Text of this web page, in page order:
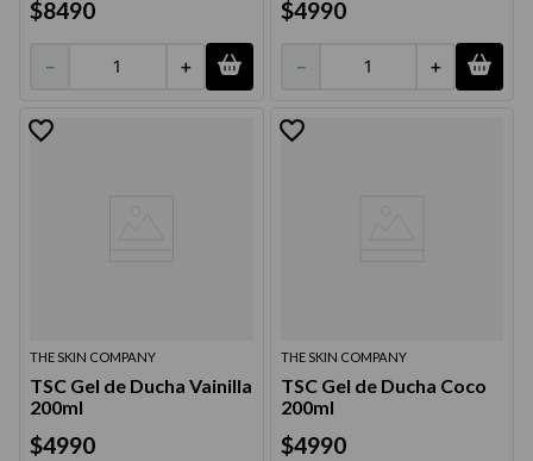
$8490
＋
－
$4990
＋
－
THE SKIN COMPANY
TSC Gel de Ducha Vainilla
200ml
$4990
THE SKIN COMPANY
TSC Gel de Ducha Coco
200ml
$4990